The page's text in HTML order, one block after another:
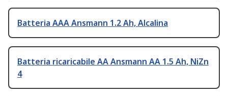
Batteria AAA Ansmann 1.2 Ah, Alcalina
Batteria ricaricabile AA Ansmann AA 1.5 Ah, NiZn
4